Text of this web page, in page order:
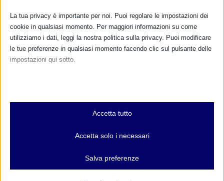
800.883300
Maggiori informazioni
... oppure inserisci i tuoi dati:
Cognome:
La tua privacy è importante per noi. Puoi regolare le impostazioni dei
cookie in qualsiasi momento. Per maggiori informazioni su come
utilizziamo i dati, leggi la nostra politica sulla privacy. Puoi modificare
le tue preferenze in qualsiasi momento facendo clic sul pulsante delle
impostazioni qui sotto.
Essenziali
I cookie e i servizi essenziali abilitano le funzioni di base e sono
e servizi non richiedono il consenso dell'utente secondo il GDPR.
Analitici
Accetta tutto
Accetta solo i necessari
Salva preferenze